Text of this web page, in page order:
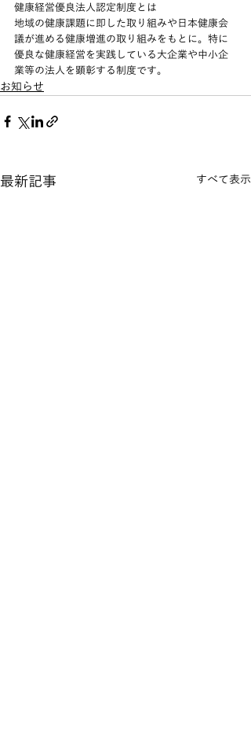
健康経営優良法人認定制度とは
地域の健康課題に即した取り組みや日本健康会
議が進める健康増進の取り組みをもとに。特に
優良な健康経営を実践している大企業や中小企
業等の法人を顕彰する制度です。
お知らせ
最新記事 すべて表示